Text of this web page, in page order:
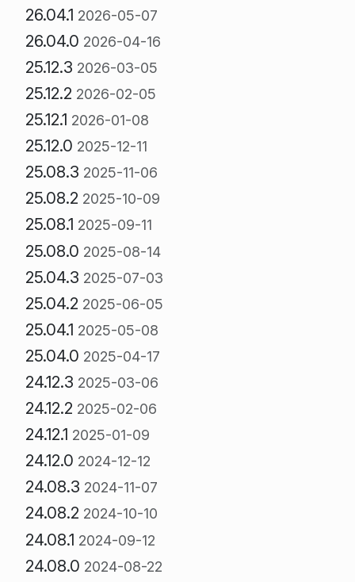
26.04.1 2026-05-07
26.04.0 2026-04-16
25.12.3 2026-03-05
25.12.2 2026-02-05
25.12.1 2026-01-08
25.12.0 2025-12-11
25.08.3 2025-11-06
25.08.2 2025-10-09
25.08.1 2025-09-11
25.08.0 2025-08-14
25.04.3 2025-07-03
25.04.2 2025-06-05
25.04.1 2025-05-08
25.04.0 2025-04-17
24.12.3 2025-03-06
24.12.2 2025-02-06
24.12.1 2025-01-09
24.12.0 2024-12-12
24.08.3 2024-11-07
24.08.2 2024-10-10
24.08.1 2024-09-12
24.08.0 2024-08-22